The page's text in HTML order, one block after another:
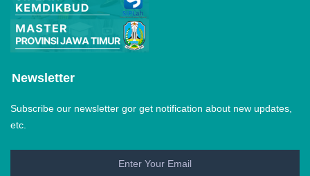
Newsletter
Subscribe our newsletter gor get notification about new updates,
etc.